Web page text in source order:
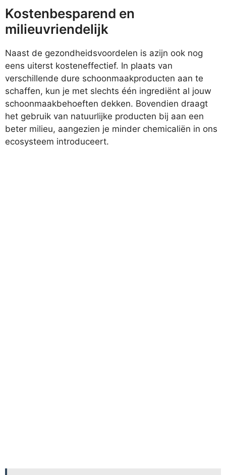
Kostenbesparend en
milieuvriendelijk
Naast de gezondheidsvoordelen is azijn ook nog
eens uiterst kosteneffectief. In plaats van
verschillende dure schoonmaakproducten aan te
schaffen, kun je met slechts één ingrediënt al jouw
schoonmaakbehoeften dekken. Bovendien draagt
het gebruik van natuurlijke producten bij aan een
beter milieu, aangezien je minder chemicaliën in ons
ecosysteem introduceert.